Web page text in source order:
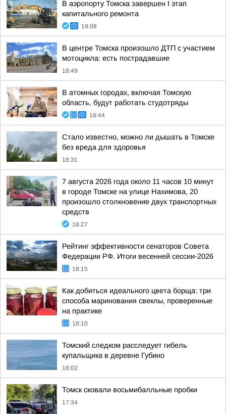
В аэропорту Томска завершен I этап
капитального ремонта
19:08
В центре Томска произошло ДТП с участием
мотоцикла: есть пострадавшие
18:49
В атомных городах, включая Томскую
область, будут работать студотряды
18:44
Стало известно, можно ли дышать в Томске
без вреда для здоровья
18:31
7 августа 2026 года около 11 часов 10 минут
в городе Томске на улице Нахимова, 20
произошло столкновение двух транспортных
средств
18:27
Рейтинг эффективности сенаторов Совета
Федерации РФ. Итоги весенней сессии-2026
18:15
Как добиться идеального цвета борща: три
способа маринования свеклы, проверенные
на практике
18:10
Томский следком расследует гибель
купальщика в деревне Губино
18:02
Томск сковали восьмибалльные пробки
17:34